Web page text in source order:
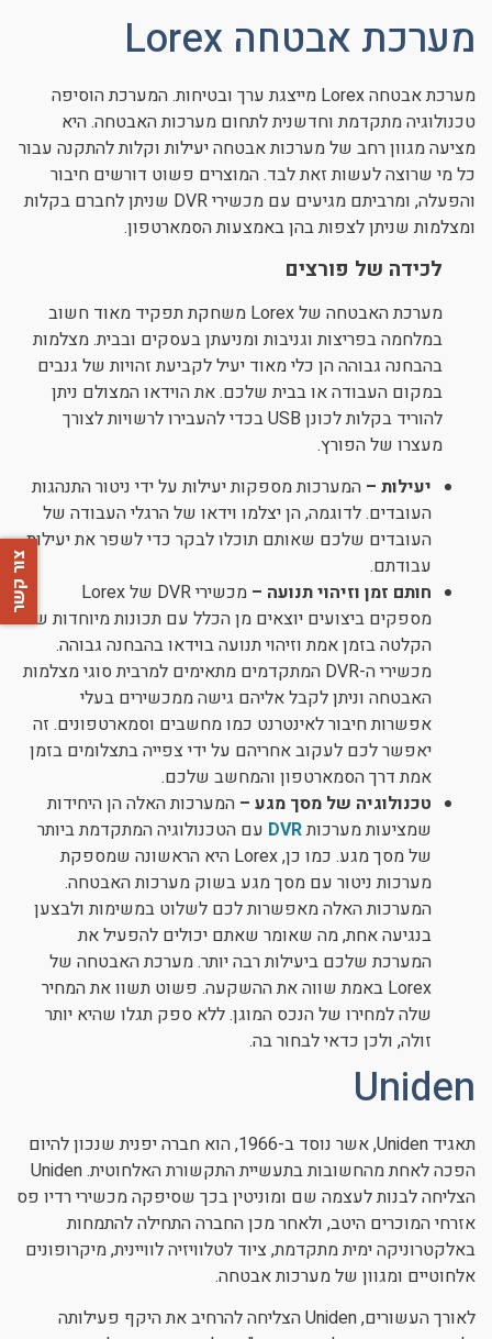
מערכת אבטחה Lorex
מערכת אבטחה Lorex מייצגת ערך ובטיחות. המערכת הוסיפה
טכנולוגיה מתקדמת וחדשנית לתחום מערכות האבטחה. היא
מציעה מגוון רחב של מערכות אבטחה יעילות וקלות להתקנה עבור
כל מי שרוצה לעשות זאת לבד. המוצרים פשוט דורשים חיבור
והפעלה, ומרביתם מגיעים עם מכשירי DVR שניתן לחברם בקלות
ומצלמות שניתן לצפות בהן באמצעות הסמארטפון.
לכידה של פורצים
מערכת האבטחה של Lorex משחקת תפקיד מאוד חשוב
במלחמה בפריצות וגניבות ומניעתן בעסקים ובבית. מצלמות
בהבחנה גבוהה הן כלי מאוד יעיל לקביעת זהויות של גנבים
במקום העבודה או בבית שלכם. את הוידאו המצולם ניתן
להוריד בקלות לכונן USB בכדי להעבירו לרשויות לצורך
מעצרו של הפורץ.
יעילות – המערכות מספקות יעילות על ידי ניטור התנהגות
העובדים. לדוגמה, הן יצלמו וידאו של הרגלי העבודה של
העובדים שלכם שאותם תוכלו לבקר כדי לשפר את יעילות
עבודתם.
חותם זמן וזיהוי תנועה –
מכשירי DVR של Lorex
מספקים ביצועים יוצאים מן הכלל עם תכונות מיוחדות של
הקלטה בזמן אמת וזיהוי תנועה בוידאו בהבחנה גבוהה.
מכשירי ה-DVR המתקדמים מתאימים למרבית סוגי מצלמות
האבטחה וניתן לקבל אליהם גישה ממכשירים בעלי
אפשרות חיבור לאינטרנט כמו מחשבים וסמארטפונים. זה
יאפשר לכם לעקוב אחריהם על ידי צפייה בתצלומים בזמן
אמת דרך הסמארטפון והמחשב שלכם.
טכנולוגיה של מסך מגע – המערכות האלה הן היחידות
שמציעות מערכותDVR עם הטכנולוגיה המתקדמת ביותר
של מסך מגע. כמו כן, Lorex היא הראשונה שמספקת
מערכות ניטור עם מסך מגע בשוק מערכות האבטחה.
המערכות האלה מאפשרות לכם לשלוט במשימות ולבצען
בנגיעה אחת, מה שאומר שאתם יכולים להפעיל את
המערכת שלכם ביעילות רבה יותר. מערכת האבטחה של
Lorex באמת שווה את ההשקעה. פשוט תשוו את המחיר
שלה למחירו של הנכס המוגן. ללא ספק תגלו שהיא יותר
זולה, ולכן כדאי לבחור בה.
Uniden
תאגיד Uniden, אשר נוסד ב-1966, הוא חברה יפנית שנכון להיום
הפכה לאחת מהחשובות בתעשיית התקשורת האלחוטית. Uniden
הצליחה לבנות לעצמה שם ומוניטין בכך שסיפקה מכשירי רדיו פס
אזרחי המוכרים היטב, ולאחר מכן החברה התחילה להתמחות
באלקטרוניקה ימית מתקדמת, ציוד לטלוויזיה לוויינית, מיקרופונים
אלחוטיים ומגוון של מערכות אבטחה.
לאורך העשורים, Uniden הצליחה להרחיב את היקף פעילותה
צור קשר